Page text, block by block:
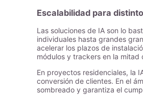
Escalabilidad para
Las soluciones de IA son lo
individuales hasta grandes
acelerar los plazos de
módulos y trackers en la
En proyectos residenciales, la
conversión de clientes. En el
sombreado y garantiza el